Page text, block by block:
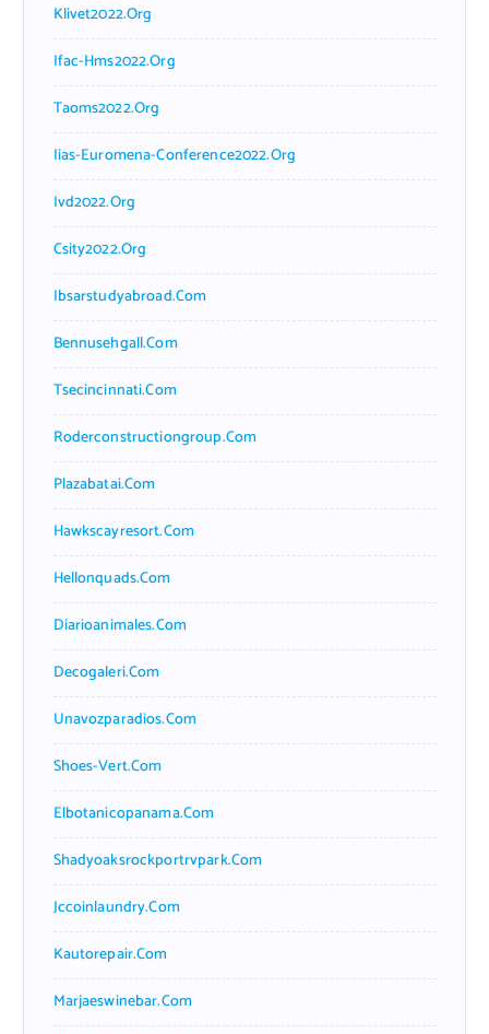
Klivet2022.org
Ifac-Hms2022.org
Taoms2022.org
Iias-Euromena-Conference2022.org
Ivd2022.org
Csity2022.org
Ibsarstudyabroad.com
Bennusehgall.com
Tsecincinnati.com
Roderconstructiongroup.com
Plazabatai.com
Hawkscayresort.com
Hellonquads.com
Diarioanimales.com
Decogaleri.com
Unavozparadios.com
Shoes-Vert.com
Elbotanicopanama.com
Shadyoaksrockportrvpark.com
Jccoinlaundry.com
Kautorepair.com
Marjaeswinebar.com